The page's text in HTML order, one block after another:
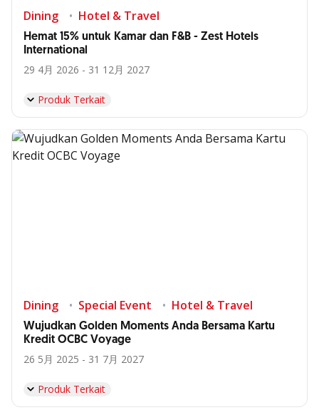
Dining Hotel & Travel
Hemat 15% untuk Kamar dan F&B - Zest Hotels
International
29 4月 2026 - 31 12月 2027
Produk Terkait
Dining Special Event Hotel & Travel
Wujudkan Golden Moments Anda Bersama Kartu
Kredit OCBC Voyage
26 5月 2025 - 31 7月 2027
Produk Terkait